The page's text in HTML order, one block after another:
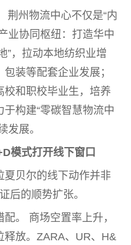
荆州物流中心不仅是“内
业协同枢纽：打造华中
”，拉动本地纺织业增
装等配套企业发展；
和职校毕业生，培养
构建“零碳智慧物流中
发展。
模式打开线下窗口
夏贝尔的线下动作并非
后的顺势扩张。
。 商场空置率上升，
释放。ZARA、UR、H&